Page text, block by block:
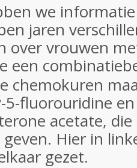
we
jaren
over vrouwen
een
chemokuren
5-fluorouridine
acetate,
Hier in
gezet.